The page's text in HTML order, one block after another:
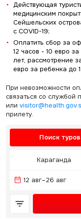
Действующая
медицинским
Сейшельских
с COVID-19;
Оплатить сбор за
12 часов - 10 евро
лет, рассмотрение
евро за ребенка до
При невозможности
связаться со службой
или
прилету.
Поиск туров
Караганда
12 авг–26 авг